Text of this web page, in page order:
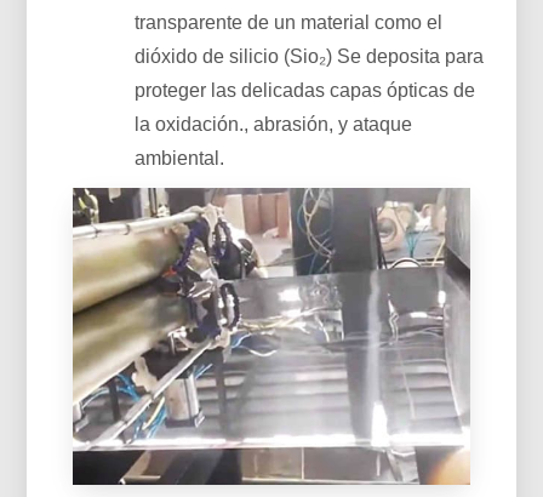
transparente de un material como el
dióxido de silicio (Sio₂) Se deposita para
proteger las delicadas capas ópticas de
la oxidación., abrasión, y ataque
ambiental.